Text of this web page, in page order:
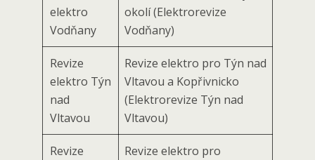
elektro
Vodňany
okolí (Elektrorevize
Vodňany)
Revize
elektro Týn
nad
Vltavou
Revize elektro pro Týn nad
Vltavou a Kopřivnicko
(Elektrorevize Týn nad
Vltavou)
Revize
Revize elektro pro